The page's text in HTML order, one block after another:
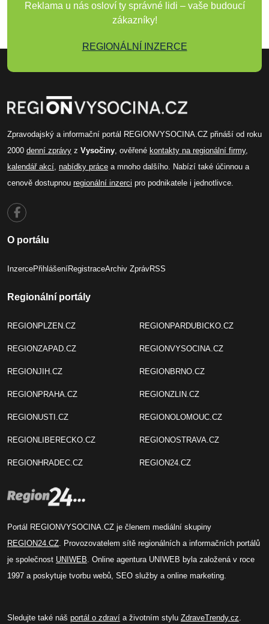
Reklama u nás osloví ty správné lidi – vaše budoucí
zákazníky!
REGIONÁLNÍ INZERCE
Zpravodajský a informační portál REGIONVYSOCINA.CZ přináší od roku
2000 denní zprávy z Vysočiny , ověřené kontakty na regionální firmy,
kalendář akcí nabídky práce a mnoho dalšího. Nabízí také účinnou a
cenově dostupnou regionální inzerci pro podnikatele i jednotlivce.
O portálu
InzercePřihlášeníRegistraceArchiv ZprávRSS
Regionální portály
REGIONPLZEN.CZ
REGIONZAPAD.CZ
REGIONJIH.CZ
REGIONPRAHA.CZ
REGIONUSTI.CZ
REGIONLIBERECKO.CZ
REGIONHRADEC.CZ
REGIONPARDUBICKO.CZ
REGIONVYSOCINA.CZ
REGIONBRNO.CZ
REGIONZLIN.CZ
REGIONOLOMOUC.CZ
REGIONOSTRAVA.CZ
REGION24.CZ
Portál REGIONVYSOCINA.CZ je členem mediální skupiny
REGION24.CZ . Provozovatelem sítě regionálních a informačních portálů
je společnost UNIWEB . Online agentura UNIWEB byla založená v roce
1997 a poskytuje tvorbu webů, SEO služby a online marketing.
Sledujte také náš portál o zdraví a životním stylu ZdraveTrendy.cz